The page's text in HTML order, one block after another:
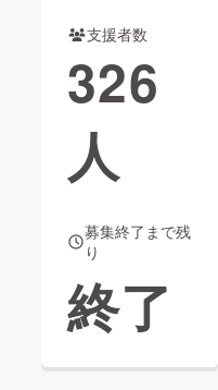
支援者数
326
人
募集終了まで残
り
終了